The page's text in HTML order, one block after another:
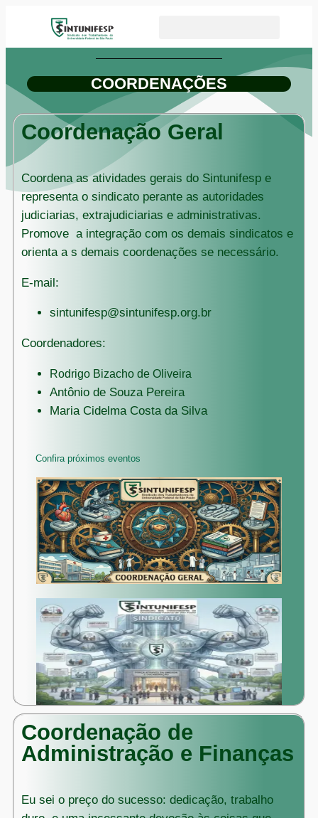
COORDENAÇÕES
Coordenação Geral
Coordena as atividades gerais do Sintunifesp e
representa o sindicato perante as autoridades
judiciarias, extrajudiciarias e administrativas.
Promove a integração com os demais sindicatos e
orienta a s demais coordenações se necessário.
E-mail:
sintunifesp@sintunifesp.org.br
Coordenadores:
Rodrigo Bizacho de Oliveira
Antônio de Souza Pereira
Maria Cidelma Costa da Silva
Confira próximos eventos
Coordenação de
Administração e Finanças
Eu sei o preço do sucesso: dedicação, trabalho